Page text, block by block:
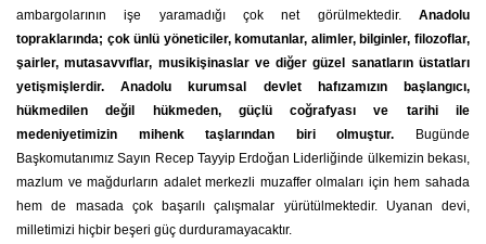
ambargolarının işe yaramadığı çok net görülmektedir. Anadolu
topraklarında; çok ünlü yöneticiler, komutanlar, alimler, bilginler, filozoflar,
şairler, mutasavvıflar, musikişinaslar ve diğer güzel sanatların üstatları
yetişmişlerdir. Anadolu kurumsal devlet hafızamızın başlangıcı,
hükmedilen değil hükmeden, güçlü coğrafyası ve tarihi ile
medeniyetimizin mihenk taşlarından biri olmuştur. Bugünde
Başkomutanımız Sayın Recep Tayyip Erdoğan Liderliğinde ülkemizin bekası,
mazlum ve mağdurların adalet merkezli muzaffer olmaları için hem sahada
hem de masada çok başarılı çalışmalar yürütülmektedir. Uyanan devi,
milletimizi hiçbir beşeri güç durduramayacaktır.